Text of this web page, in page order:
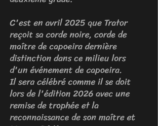
C'est en avril 2025 que Trator
reçoit sa corde noire, corde de
maître de capoeira dernière
distinction dans ce milieu lors
d'un événement de capoeira.
Il sera célébré comme il se doit
lors de l'édition 2026 avec une
remise de trophée et la
reconnaissance de son maître et